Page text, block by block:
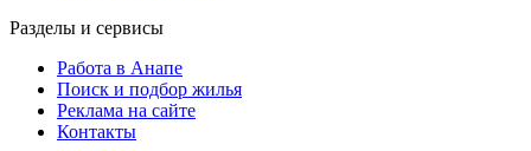
Разделы и сервисы
Работа в Анапе
Поиск и подбор жилья
Реклама на сайте
Контакты